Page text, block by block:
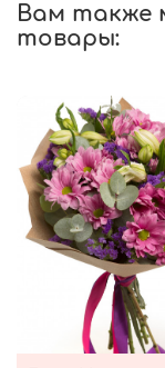
Вам также
товары: